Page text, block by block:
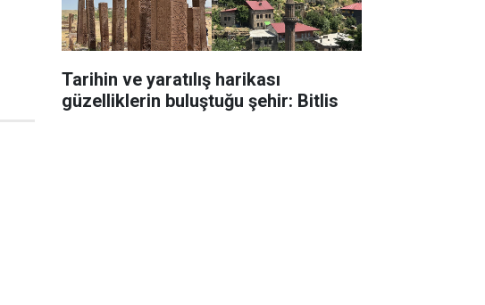
Tarihin ve yaratılış harikası
güzelliklerin buluştuğu şehir: Bitlis